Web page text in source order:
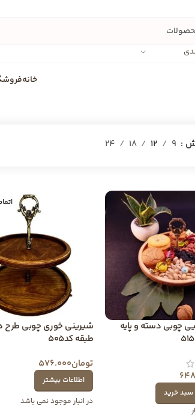
خانه
9
12
18
24
چوبی دسته و پایه
سبد خرید
شیرینی خوری چوبی طرح
طبقه کد505
تومان576.000
اطلاعات بیشتر
در انبار موجود نمی باشد